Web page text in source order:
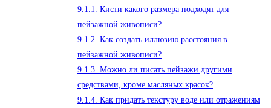
9.1.1. Кисти какого размера подходят для
пейзажной живописи?
9.1.2. Как создать иллюзию расстояния в
пейзажной живописи?
9.1.3. Можно ли писать пейзажи другими
средствами, кроме масляных красок?
9.1.4. Как придать текстуру воде или отражениям